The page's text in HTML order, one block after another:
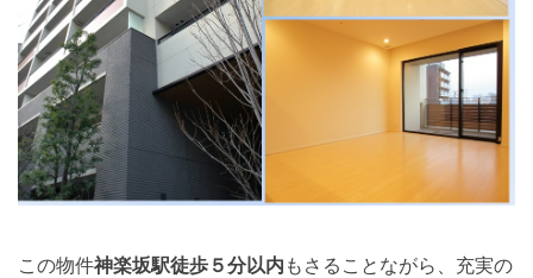
この物件神楽坂駅徒歩５分以内 もさることながら、充実の